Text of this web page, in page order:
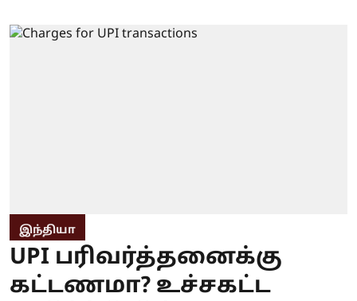
இந்தியா
UPI பரிவர்த்தனைக்கு
கட்டணமா? உச்சகட்ட